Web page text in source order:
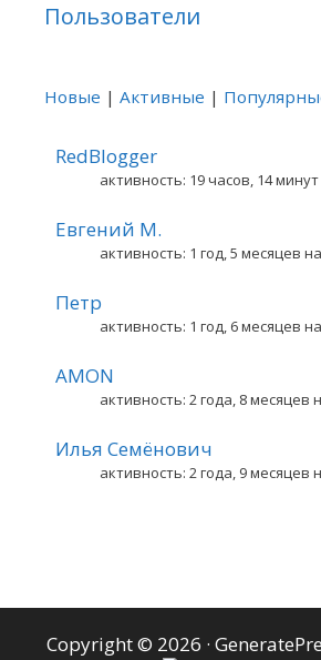
Пользователи
Новые | Активные |
RedBlogger
активность: 19 часов, 14
Евгений М.
активность: 1 год, 5 месяцев
Петр
активность: 1 год, 6 месяцев
AMON
активность: 2 года, 8 месяцев
Илья Семёнович
активность: 2 года, 9 месяцев
Copyright © 2026 ·